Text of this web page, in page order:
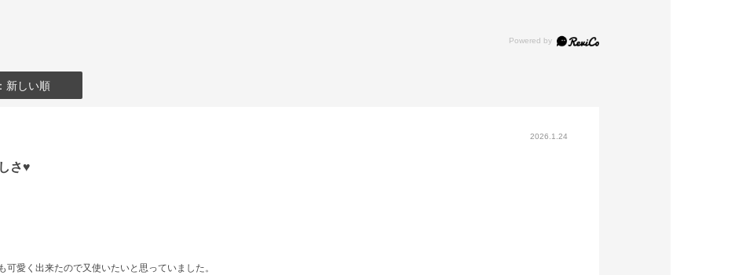
新しい順
2026.1.24
さ♥️
愛く出来たので又使いたいと思っていました。